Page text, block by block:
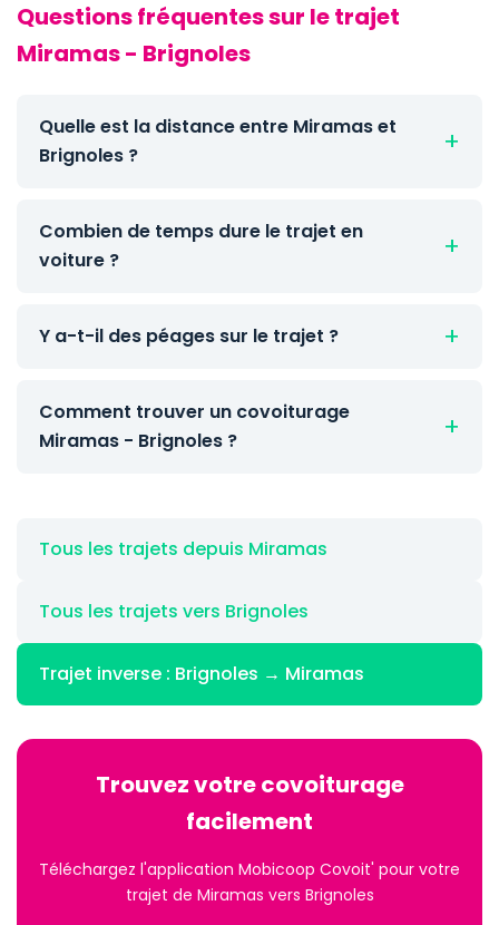
Questions fréquentes sur le trajet
Miramas - Brignoles
Quelle est la distance entre Miramas et
Brignoles ?
Combien de temps dure le trajet en
voiture ?
Y a-t-il des péages sur le trajet ?
Comment trouver un covoiturage
Miramas - Brignoles ?
Tous les trajets depuis Miramas
Tous les trajets vers Brignoles
Trajet inverse : Brignoles → Miramas
Trouvez votre covoiturage
facilement
Téléchargez l'application Mobicoop Covoit' pour votre
trajet de Miramas vers Brignoles